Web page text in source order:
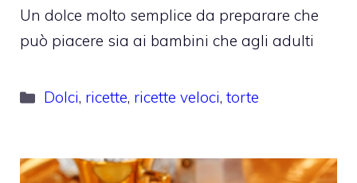
Un dolce molto semplice da preparare che
può piacere sia ai bambini che agli adulti
Categorie
Dolci, ricette, ricette veloci,torte